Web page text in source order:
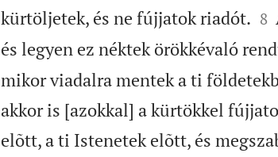
kürtöljetek, és ne fújjatok riadót.

8
és legyen ez néktek örökkévaló
mikor viadalra mentek a ti
akkor is [azokkal] a kürtökkel
elõtt, a ti Istenetek elõtt, és